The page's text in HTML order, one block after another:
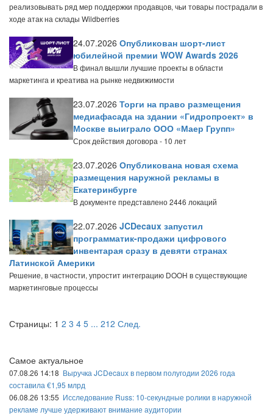
реализовывать ряд мер поддержки продавцов, чьи товары пострадали в
ходе атак на склады Wildberries
24.07.2026 Опубликован шорт-лист
юбилейной премии WOW Awards 2026
В финал вышли лучшие проекты в области
маркетинга и креатива на рынке недвижимости
23.07.2026 Торги на право размещения
медиафасада на здании «Гидропроект» в
Москве выиграло ООО «Маер Групп»
Срок действия договора - 10 лет
23.07.2026 Опубликована новая схема
размещения наружной рекламы в
Екатеринбурге
В документе представлено 2446 локаций
22.07.2026 JCDecaux запустил
программатик-продажи цифрового
инвентарая сразу в девяти странах
Латинской Америки
Решение, в частности, упростит интеграцию DOOH в существующие
маркетинговые процессы
Страницы: 1 2 3 4 5 ... 212 След.
Самое актуальное
07.08.26 14:18 Выручка JCDecaux в первом полугодии 2026 года
составила €1,95 млрд
06.08.26 13:55 Исследование Russ: 10-секундные ролики в наружной
рекламе лучше удерживают внимание аудитории